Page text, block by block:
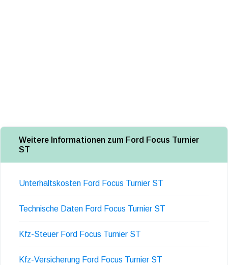
Weitere Informationen zum Ford Focus Turnier
ST
Unterhaltskosten Ford Focus Turnier ST
Technische Daten Ford Focus Turnier ST
Kfz-Steuer Ford Focus Turnier ST
Kfz-Versicherung Ford Focus Turnier ST